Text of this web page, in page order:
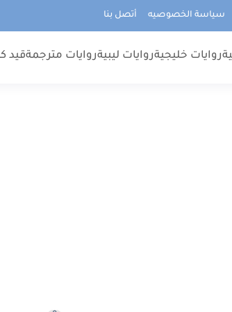
سياسة الخصوصيه أتصل بنا
روايات خليجيةروايات ليبيةروايات مترجمةقيد